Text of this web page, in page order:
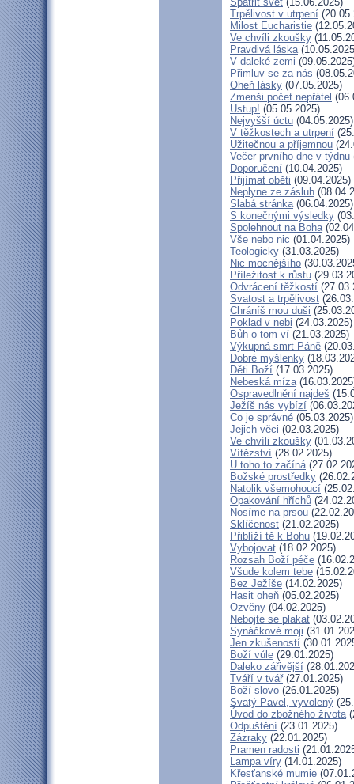
Trpělivost v utrpení
Milost Eucharistie
Ve chvíli zkoušky
Pravdivá láska
V daleké zemi
Přimluv se za nás
Oheň lásky (07.05.2025)
Zmenši počet nepřátel
Ustup! (05.05.2025)
Nejvyšší úctu (04.05.2025)
V těžkostech a utrpení
Užitečnou a příjemnou
Večer prvního dne v týdnu
Doporučení (10.04.2025)
Přijímat oběti (09.04.2025)
Neplyne ze zásluh
Slabá stránka(06.04.2025)
S konečnými výsledky
Spolehnout na Boha
Vše nebo nic (01.04.2025)
Teologicky (31.03.2025)
Nic mocnějšího
Příležitost k růstu
Odvrácení těžkostí
Svatost a trpělivost
Chráníš mou duši
Poklad v nebi (24.03.2025)
Bůh o tom ví (21.03.2025)
Výkupná smrt Páně
Dobré myšlenky
Děti Boží (17.03.2025)
Nebeská míza
Ospravedlnění najdeš
Ježíš nás vybízí
Co je správné (05.03.2025)
Jejich věci (02.03.2025)
Ve chvíli zkoušky
Vítězství (28.02.2025)
U toho to začíná
Božské prostředky
Natolik všemohoucí
Opakování hříchů
Nosíme na prsou
Sklíčenost (21.02.2025)
Přiblíží tě k Bohu
Vybojovat (18.02.2025)
Rozsah Boží péče
Všude kolem tebe
Bez Ježíše (14.02.2025)
Hasit oheň (05.02.2025)
Ozvěny (04.02.2025)
Nebojte se plakat
Synáčkové moji
Jen zkušeností
Boží vůle (29.01.2025)
Daleko zářivější
Tváří v tvář(27.01.2025)
Boží slovo (26.01.2025)
Svatý Pavel, vyvolený
Úvod do zbožného života
Odpuštění (23.01.2025)
Zázraky (22.01.2025)
Pramen radosti
Lampa víry (14.01.2025)
Křesťanské mumie